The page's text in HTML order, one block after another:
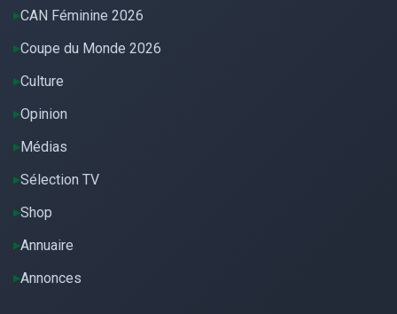
CAN Féminine 2026
Coupe du Monde 2026
Culture
Opinion
Médias
Sélection TV
Shop
Annuaire
Annonces